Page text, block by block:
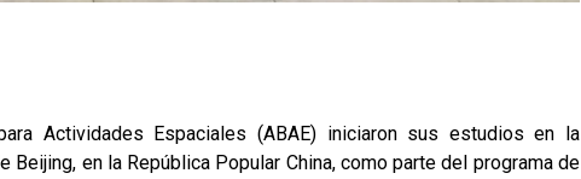
Actividades Espaciales (ABAE) iniciaron sus estudios en la
Beijing, en la República Popular China, como parte del programa de